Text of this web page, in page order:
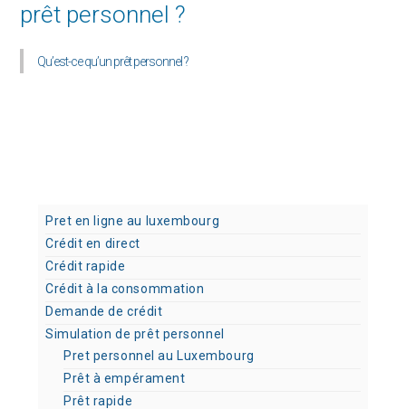
prêt personnel ?
Qu’est-ce qu’un prêt personnel ?
Pret en ligne au luxembourg
Crédit en direct
Crédit rapide
Crédit à la consommation
Demande de crédit
Simulation de prêt personnel
Pret personnel au Luxembourg
Prêt à empérament
Prêt rapide